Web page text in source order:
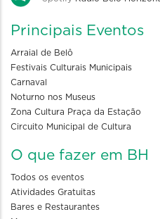
Principais Eventos
Arraial de Belô
Festivais Culturais Municipais
Carnaval
Noturno nos Museus
Zona Cultura Praça da Estação
Circuito Municipal de Cultura
O que fazer em BH
Todos os eventos
Atividades Gratuitas
Bares e Restaurantes